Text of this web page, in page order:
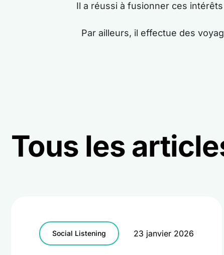
Il a réussi à fusionner ces
Par ailleurs, il effectue des
Tous les
Social Listening 23 janvier 2026